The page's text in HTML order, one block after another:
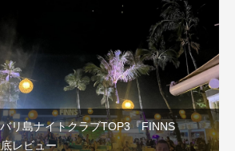
リ島ナイトクラブTOP3『FINNS
レビュー